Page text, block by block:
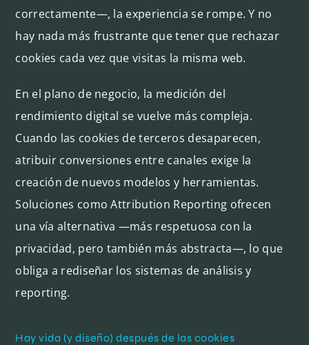
correctamente—, la experiencia se rompe. Y no
hay nada más frustrante que tener que rechazar
cookies cada vez que visitas la misma web.
En el plano de negocio, la medición del
rendimiento digital se vuelve más compleja.
Cuando las cookies de terceros desaparecen,
atribuir conversiones entre canales exige la
creación de nuevos modelos y herramientas.
Soluciones como Attribution Reporting ofrecen
una vía alternativa —más respetuosa con la
privacidad, pero también más abstracta—, lo que
obliga a rediseñar los sistemas de análisis y
reporting.
Hay vida (y diseño) después de las cookies